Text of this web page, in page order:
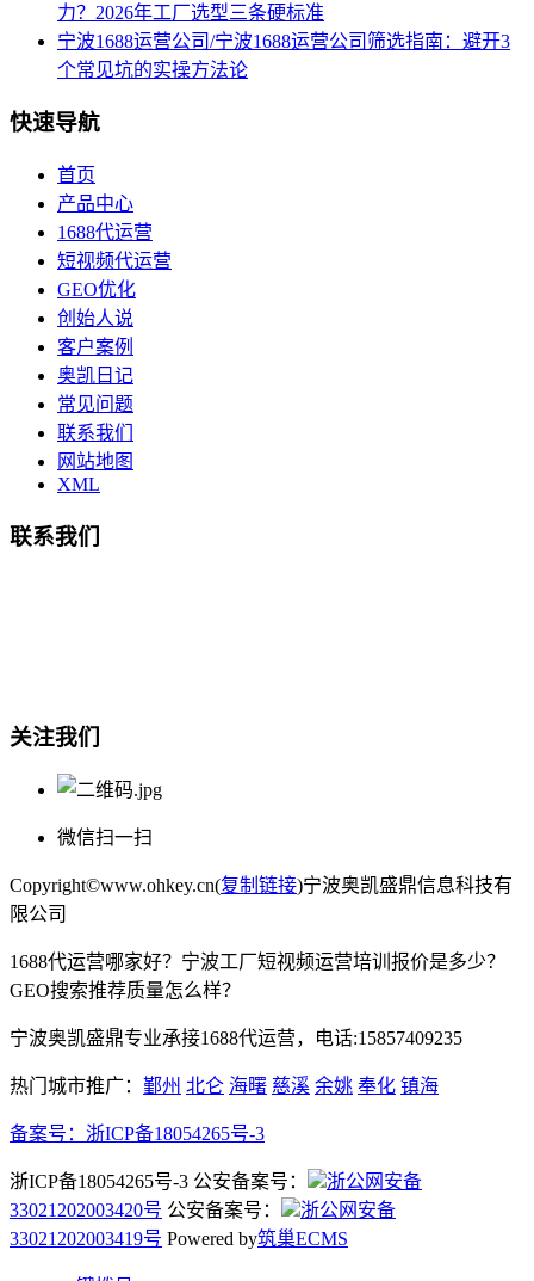
力？2026年工厂选型三条硬标准
宁波1688运营公司/宁波1688运营公司筛选指南：避开3
个常见坑的实操方法论
快速导航
首页
产品中心
1688代运营
短视频代运营
GEO优化
创始人说
客户案例
奥凯日记
常见问题
联系我们
网站地图
XML
联系我们
关注我们
微信扫一扫
Copyright©www.ohkey.cn(复制链接)宁波奥凯盛鼎信息科技有
限公司
1688代运营哪家好？宁波工厂短视频运营培训报价是多少？
GEO搜索推荐质量怎么样？
宁波奥凯盛鼎专业承接1688代运营，电话:15857409235
热门城市推广： 鄞州 北仑 海曙 慈溪 余姚 奉化 镇海
备案号： 浙ICP备18054265号-3
浙ICP备18054265号-3 公安备案号：
浙公网安备
33021202003420号 公安备案号：
浙公网安备
33021202003419号 Powered by筑巢ECMS